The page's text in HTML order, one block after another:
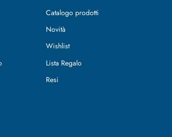
Catalogo prodotti
Novità
Wishlist
Lista Regalo
Resi